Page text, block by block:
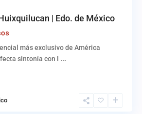
| Edo. de México
más exclusivo de América
sintonía con l ...